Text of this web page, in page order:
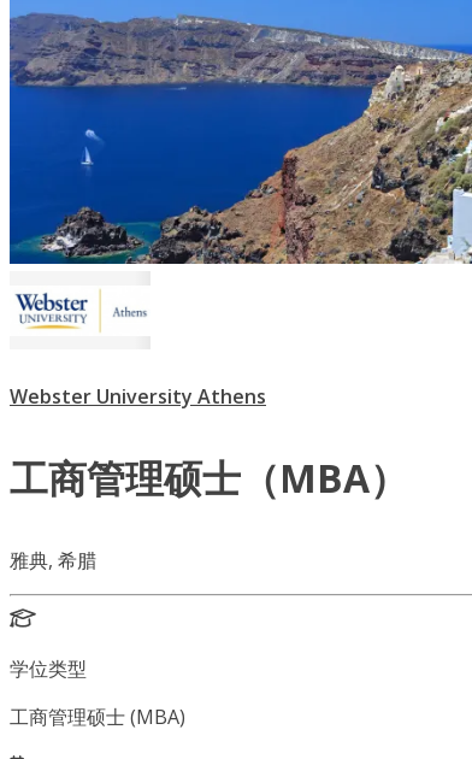
Webster University Athens
工商管理硕士（MBA）
雅典, 希腊
学位类型
工商管理硕士 (MBA)